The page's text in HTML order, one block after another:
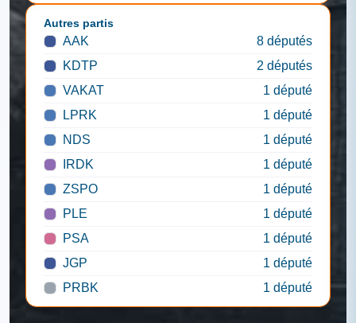
Autres partis
AAK
8 députés
KDTP
2 députés
VAKAT
1 député
LPRK
1 député
NDS
1 député
IRDK
1 député
ZSPO
1 député
PLE
1 député
PSA
1 député
JGP
1 député
PRBK
1 député